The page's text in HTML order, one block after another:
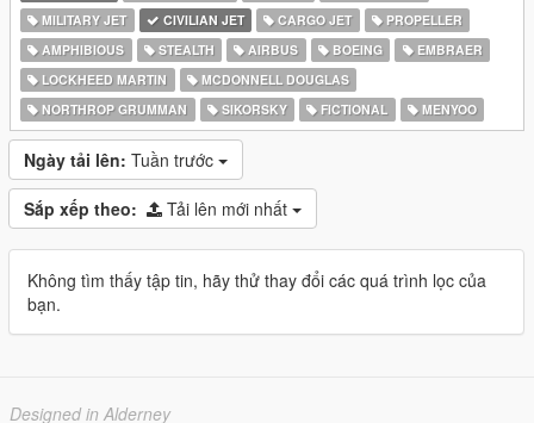
MILITARY JET
CIVILIAN JET CARGO JET
PROPELLER
AMPHIBIOUS
STEALTH AIRBUS BOEING
EMBRAER
LOCKHEED MARTIN
MCDONNELL DOUGLAS
NORTHROP GRUMMAN
SIKORSKY FICTIONAL MENYOO
Ngày tải lên: Tuần trước
Sắp xếp theo: Tải lên mới nhất
Không tìm thấy tập tin, hãy thử thay đổi các quá trình lọc của
bạn.
Designed in Alderney